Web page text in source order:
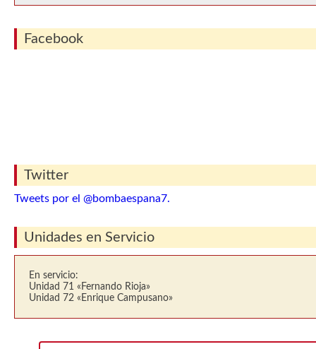
Facebook
Twitter
Tweets por el @bombaespana7.
Unidades en Servicio
En servicio:
Unidad 71 «Fernando Rioja»
Unidad 72 «Enrique Campusano»